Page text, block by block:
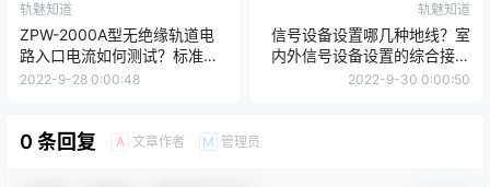
轨魅知道
ZPW-2000A型无绝缘轨道电
路入口电流如何测试？标准是
什么？
2022-9-28 0:00:48
轨魅知道
信号设备设置哪几种地线？室
内外信号设备设置的综合接地
装置和各种地线的接地电阻值
2022-9-30 0:00:50
0 条回复 A 文章作者 M 管理员